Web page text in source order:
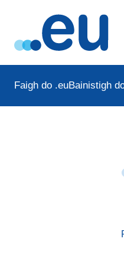
Faigh do .euBainistigh